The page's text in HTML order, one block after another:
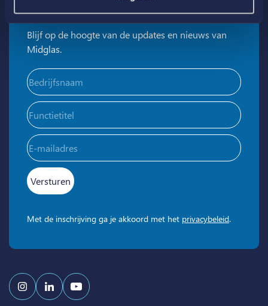
Schrijf je in voor glas updates
Blijf op de hoogte van de updates en nieuws van
Midglas.
Bedrijfsnaam
Functietitel
E-
mailadres(Vereist)
Met de inschrijving ga je akkoord met het privacybeleid.